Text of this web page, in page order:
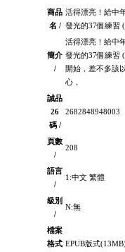
商品
名 /
活得漂亮！給中
發光的37個練習
簡介
/
活得漂亮！給中
發光的37個練習
開始，差不多該
心，
誠品
26
碼 /
2682848948003
頁數
/
208
語言
/
1:中文 繁體
級別
/
N:無
檔案
格式 EPUB版式